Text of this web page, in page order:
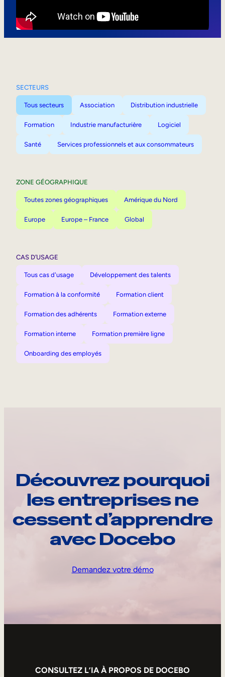
SECTEURS
Tous secteurs Association Distribution industrielle
Formation Industrie manufacturière Logiciel
Santé Services professionnels et aux consommateurs
ZONE GÉOGRAPHIQUE
Toutes zones géographiques Amérique du Nord
Europe Europe – France Global
CAS D’USAGE
Tous cas d'usage Développement des talents
Formation à la conformité Formation client
Formation des adhérents Formation externe
Formation interne Formation première ligne
Onboarding des employés
Découvrez pourquoi
les entreprises ne
cessent d’apprendre
avec Docebo
Demandez votre démo
CONSULTEZ L’IA À PROPOS DE DOCEBO